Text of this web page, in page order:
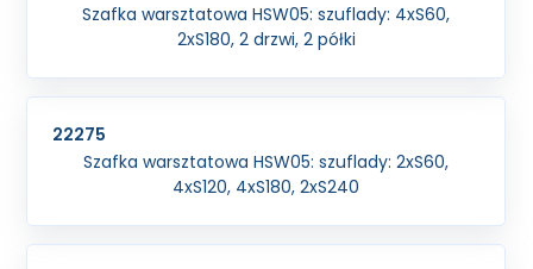
Szafka warsztatowa HSW05: szuflady: 4xS60,
2xS180, 2 drzwi, 2 półki
22275
Szafka warsztatowa HSW05: szuflady: 2xS60,
4xS120, 4xS180, 2xS240